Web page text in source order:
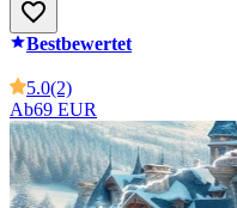
Bestbewertet
5.0(2)
Ab69 EUR